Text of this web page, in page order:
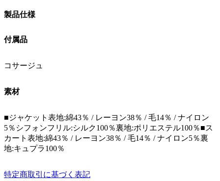
製品仕様
付属品
コサージュ
素材
■ジャケット表地:綿43％ / レーヨン38％ / 毛14％ / ナイロン
5％シフォンフリル:シルク100％裏地:ポリエステル100％■ス
カート表地:綿43％ / レーヨン38％ / 毛14％ / ナイロン5％裏
地:キュプラ100％
特定商取引に基づく表記